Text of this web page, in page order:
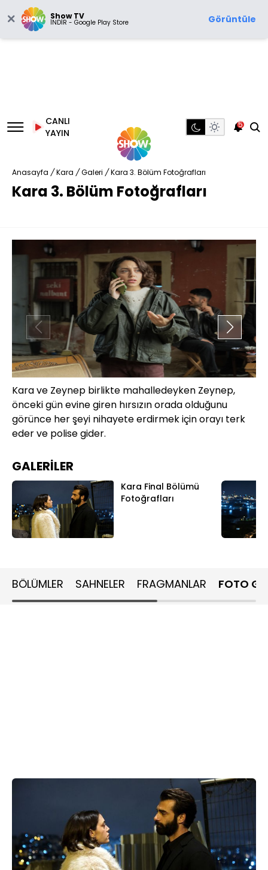
Show TV
İNDİR - Google Play Store Görüntüle
CANLI
YAYIN
5
Anasayfa / Kara / Galeri / Kara 3. Bölüm Fotoğrafları
Kara 3. Bölüm Fotoğrafları
Kara ve Zeynep birlikte mahalledeyken Zeynep,
önceki gün evine giren hırsızın orada olduğunu
görünce her şeyi nihayete erdirmek için orayı terk
eder ve polise gider.
GALERİLER
Kara Final Bölümü
Fotoğrafları
BÖLÜMLER SAHNELER FRAGMANLAR FOTO